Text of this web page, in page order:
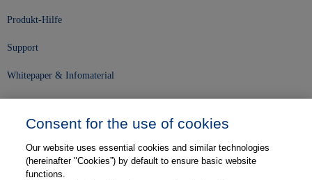
Produkt-Hilfe
Support
Whitepaper & Infomaterial
Karriere
Consent for the use of cookies
Our website uses essential cookies and similar technologies
(hereinafter "Cookies”) by default to ensure basic website
functions.